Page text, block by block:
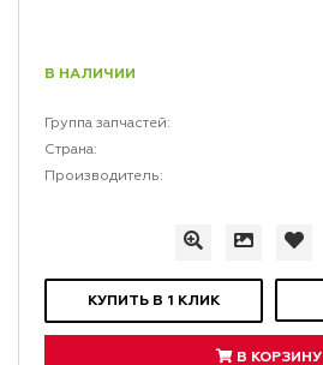
В НАЛИЧИИ
Группа запчастей:
Страна:
Производитель:
КУПИТЬ В 1 КЛИК
В КОРЗИНУ